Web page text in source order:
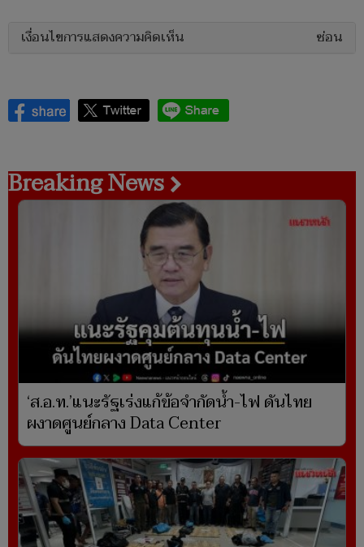
เงื่อนไขการแสดงความคิดเห็น ซ่อน
Breaking News
‘ส.อ.ท.’แนะรัฐเร่งแก้ข้อจำกัดน้ำ-ไฟ ดันไทย
ผงาดศูนย์กลาง Data Center